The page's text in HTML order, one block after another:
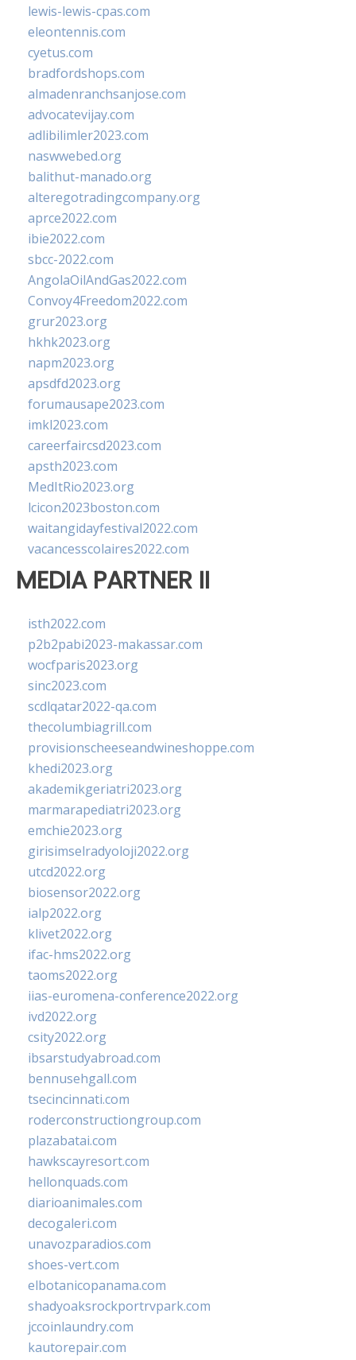
lewis-lewis-cpas.com
eleontennis.com
cyetus.com
bradfordshops.com
almadenranchsanjose.com
advocatevijay.com
adlibilimler2023.com
naswwebed.org
balithut-manado.org
alteregotradingcompany.org
aprce2022.com
ibie2022.com
sbcc-2022.com
AngolaOilAndGas2022.com
Convoy4Freedom2022.com
grur2023.org
hkhk2023.org
napm2023.org
apsdfd2023.org
forumausape2023.com
imkl2023.com
careerfaircsd2023.com
apsth2023.com
MedItRio2023.org
lcicon2023boston.com
waitangidayfestival2022.com
vacancesscolaires2022.com
MEDIA PARTNER II
isth2022.com
p2b2pabi2023-makassar.com
wocfparis2023.org
sinc2023.com
scdlqatar2022-qa.com
thecolumbiagrill.com
provisionscheeseandwineshoppe.com
khedi2023.org
akademikgeriatri2023.org
marmarapediatri2023.org
emchie2023.org
girisimselradyoloji2022.org
utcd2022.org
biosensor2022.org
ialp2022.org
klivet2022.org
ifac-hms2022.org
taoms2022.org
iias-euromena-conference2022.org
ivd2022.org
csity2022.org
ibsarstudyabroad.com
bennusehgall.com
tsecincinnati.com
roderconstructiongroup.com
plazabatai.com
hawkscayresort.com
hellonquads.com
diarioanimales.com
decogaleri.com
unavozparadios.com
shoes-vert.com
elbotanicopanama.com
shadyoaksrockportrvpark.com
jccoinlaundry.com
kautorepair.com